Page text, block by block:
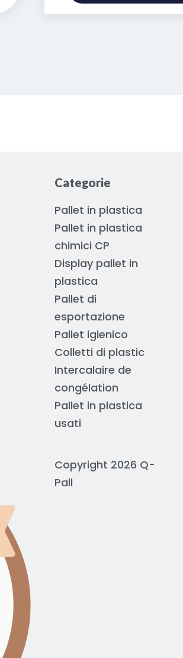
Categorie
Pallet in plastica
Pallet in plastica
chimici CP
Display pallet in
plastica
Pallet di
esportazione
Pallet igienico
Colletti di plastic
Intercalaire de
congélation
Pallet in plastica
usati
Copyright 2026 Q-
Pall